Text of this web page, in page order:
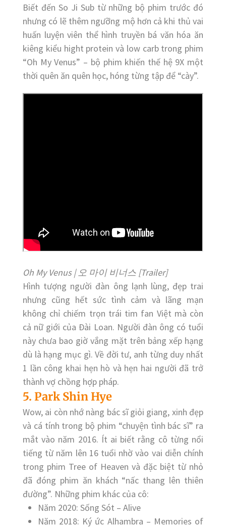
Biết đến So Ji Sub từ những bộ phim trước đó
nhưng có lẽ thêm ngưỡng mộ hơn cả khi thủ vai
huấn luyện viên thể hình truyền bá văn hóa ăn
kiêng kiểu hight protein và low carb trong phim
“Oh My Venus” – bộ phim khiến thế hệ 9X một
thời quên ăn quên học, hóng từng tập để “cày”.
Oh My Venus | 오 마이 비너스 [Trailer]
Hình tượng người đàn ông lạnh lùng, đẹp trai
nhưng cũng hết sức tình cảm và lãng mạn
không chỉ chiếm trọn trái tim fan Việt mà còn
cả nữ giới của Đài Loan. Người đàn ông có tuổi
này chưa bao giờ vắng mặt trên bảng xếp hạng
dù là hạng mục gì. Về đời tư, anh từng duy nhất
1 lần công khai hẹn hò và hẹn hai người đã trở
thành vợ chồng hợp pháp.
5. Park Shin Hye
Wow, ai còn nhớ nàng bác sĩ giỏi giang, xinh đẹp
và cá tính trong bộ phim “chuyện tình bác sĩ” ra
mắt vào năm 2016. Ít ai biết rằng cô từng nổi
tiếng từ năm lên 16 tuổi nhờ vào vai diễn chính
trong phim Tree of Heaven và đặc biệt từ nhỏ
đã đóng phim ăn khách “nấc thang lên thiên
đường”. Những phim khác của cô:
Năm 2020: Sống Sót – Alive
Năm 2018: Ký ức Alhambra – Memories of